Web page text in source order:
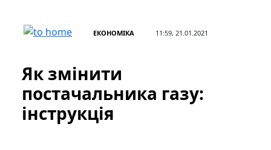
ЕКОНОМІКА 11:59, 21.01.2021
Як змінити
постачальника газу:
інструкція